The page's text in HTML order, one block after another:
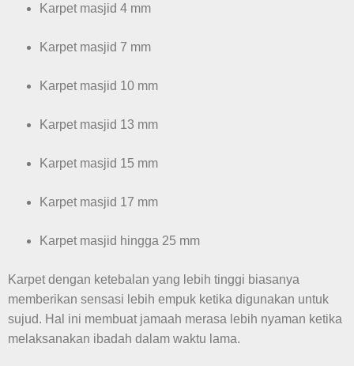
Karpet masjid 4 mm
Karpet masjid 7 mm
Karpet masjid 10 mm
Karpet masjid 13 mm
Karpet masjid 15 mm
Karpet masjid 17 mm
Karpet masjid hingga 25 mm
Karpet dengan ketebalan yang lebih tinggi biasanya
memberikan sensasi lebih empuk ketika digunakan untuk
sujud. Hal ini membuat jamaah merasa lebih nyaman ketika
melaksanakan ibadah dalam waktu lama.